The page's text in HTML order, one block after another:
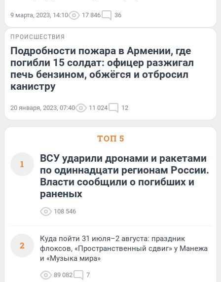
9 марта, 2023, 14:10 17 846 36
ПРОИСШЕСТВИЯ
Подробности пожара в Армении, где
погибли 15 солдат: офицер разжигал
печь бензином, обжёгся и отбросил
канистру
20 января, 2023, 07:40 11 024 12
ТОП 5
1
ВСУ ударили дронами и ракетами
по одиннадцати регионам России.
Власти сообщили о погибших и
раненых
108 546
2
Куда пойти 31 июля–2 августа: праздник
флоксов, «Пространственный сдвиг» у Манежа
и «Музыка мира»
89 082 7